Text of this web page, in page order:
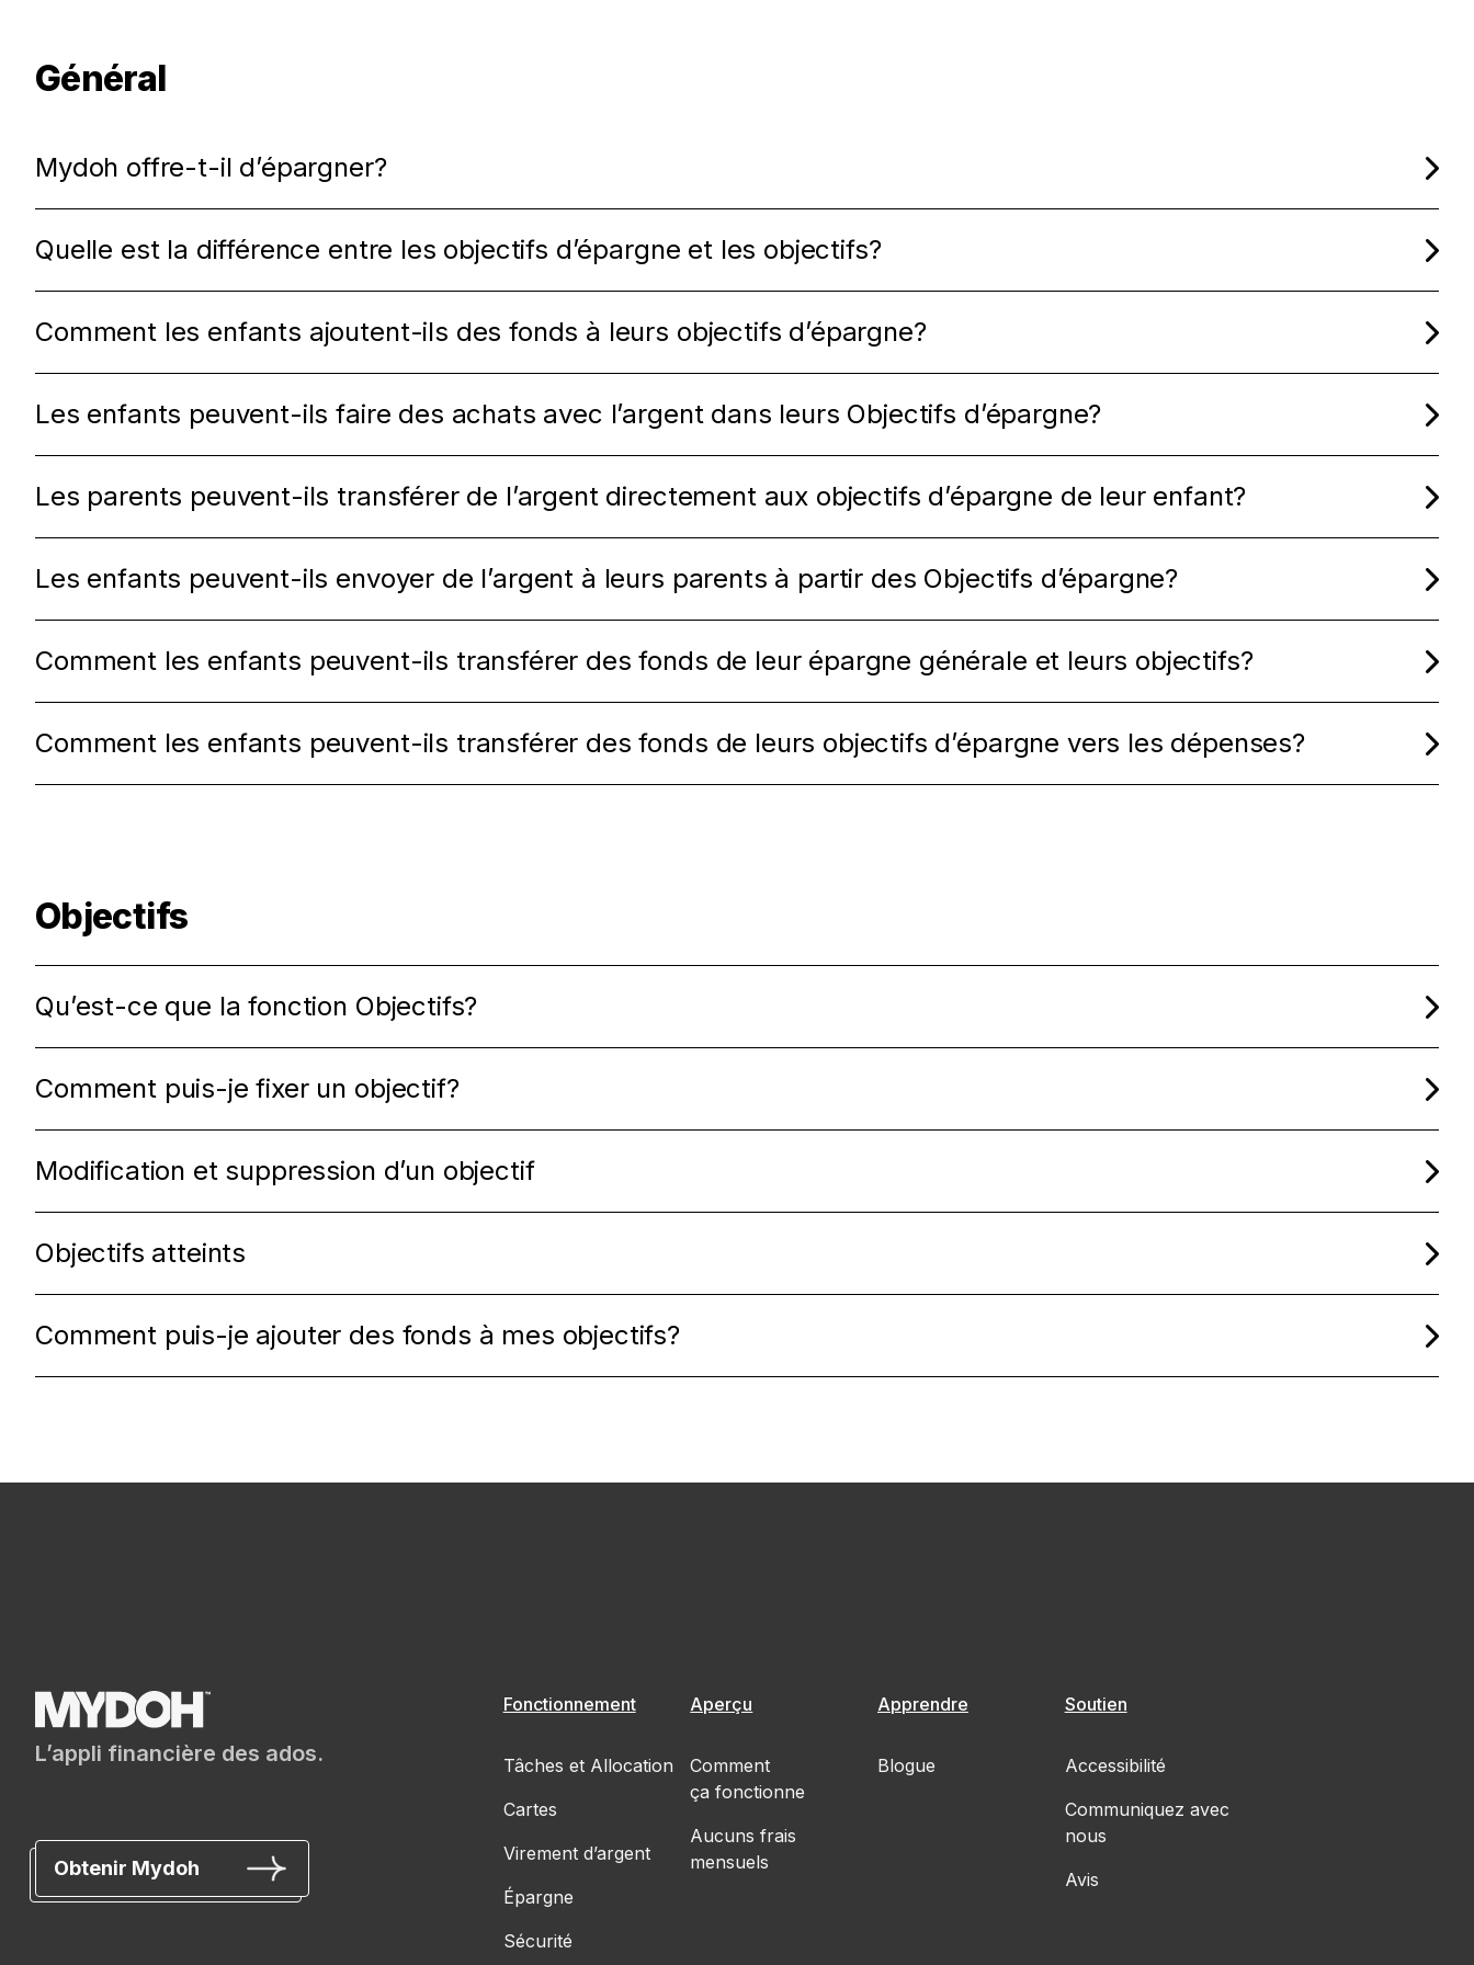
Général
Mydoh offre-t-il d’épargner?
Quelle est la différence entre les objectifs d’épargne et les objectifs?
Comment les enfants ajoutent-ils des fonds à leurs objectifs d’épargne?
Les enfants peuvent-ils faire des achats avec l’argent dans leurs Objectifs d’épargne?
Les parents peuvent-ils transférer de l’argent directement aux objectifs d’épargne de leur enfant?
Les enfants peuvent-ils envoyer de l’argent à leurs parents à partir des Objectifs d’épargne?
Comment les enfants peuvent-ils transférer des fonds de leur épargne générale et leurs objectifs?
Comment les enfants peuvent-ils transférer des fonds de leurs objectifs d’épargne vers les dépenses?
Objectifs
Qu’est-ce que la fonction Objectifs?
Comment puis-je fixer un objectif?
Modification et suppression d’un objectif
Objectifs atteints
Comment puis-je ajouter des fonds à mes objectifs?
L’appli financière des ados.
Obtenir Mydoh
Fonctionnement
Tâches et Allocation
Cartes
Virement d’argent
Épargne
Sécurité
Aperçu
Comment
ça fonctionne
Aucuns frais
mensuels
Apprendre
Blogue
Soutien
Accessibilité
Communiquez avec
nous
Avis